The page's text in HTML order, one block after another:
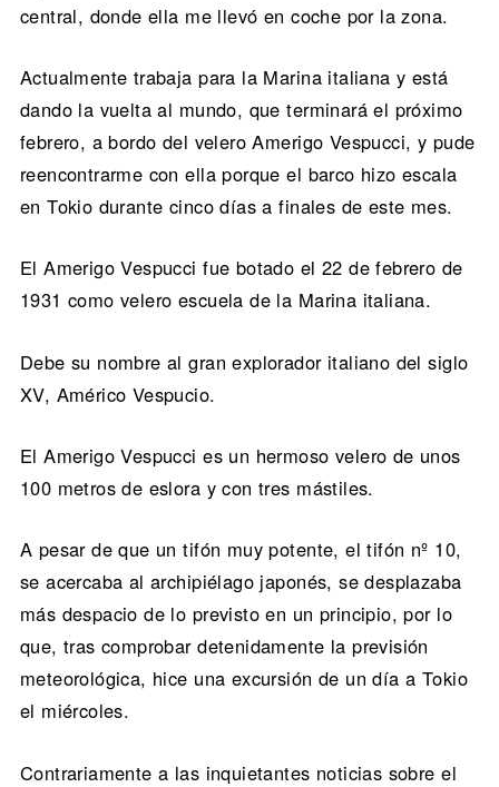
central, donde ella me llevó en coche por la zona.
Actualmente trabaja para la Marina italiana y está
dando la vuelta al mundo, que terminará el próximo
febrero, a bordo del velero Amerigo Vespucci, y pude
reencontrarme con ella porque el barco hizo escala
en Tokio durante cinco días a finales de este mes.
El Amerigo Vespucci fue botado el 22 de febrero de
1931 como velero escuela de la Marina italiana.
Debe su nombre al gran explorador italiano del siglo
XV, Américo Vespucio.
El Amerigo Vespucci es un hermoso velero de unos
100 metros de eslora y con tres mástiles.
A pesar de que un tifón muy potente, el tifón nº 10,
se acercaba al archipiélago japonés, se desplazaba
más despacio de lo previsto en un principio, por lo
que, tras comprobar detenidamente la previsión
meteorológica, hice una excursión de un día a Tokio
el miércoles.
Contrariamente a las inquietantes noticias sobre el